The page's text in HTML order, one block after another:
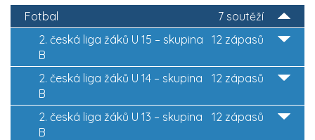
7 soutěží
Fotbal
12 zápasů
2. česká liga žáků U 15 – skupina
B
12 zápasů
2. česká liga žáků U 14 – skupina
B
12 zápasů
2. česká liga žáků U 13 – skupina
B